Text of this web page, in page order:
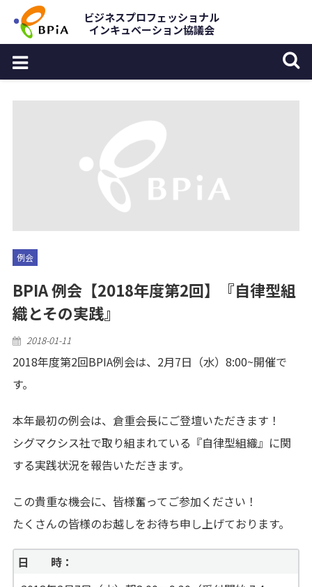
content
ビジネスプロフェッショナル
インキュベーション協議会
例会
BPIA 例会【2018年度第2回】『自律型組
織とその実践』
Posted
2018-01-11
2018年度第2回BPIA例会は、2月7日（水）8:00~開催で
す。
本年最初の例会は、倉重会長にご登壇いただきます！
シグマクシス社で取り組まれている『自律型組織』に関
する実践状況を報告いただきます。
この貴重な機会に、皆様奮ってご参加ください！
たくさんの皆様のお越しをお待ち申し上げております。
日 時：